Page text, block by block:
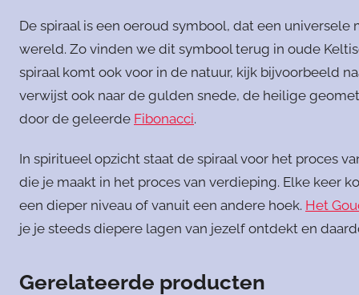
De spiraal is een oeroud symbool, dat een
wereld. Zo vinden we dit symbool terug in oude
spiraal komt ook voor in de natuur, kijk bijvoorbeeld
verwijst ook naar de gulden snede, de heilige
door de geleerde Fibonacci.
In spiritueel opzicht staat de spiraal voor het proces
die je maakt in het proces van verdieping. Elke keer
een dieper niveau of vanuit een andere hoek. Het
je je steeds diepere lagen van jezelf ontdekt en
Gerelateerde producten